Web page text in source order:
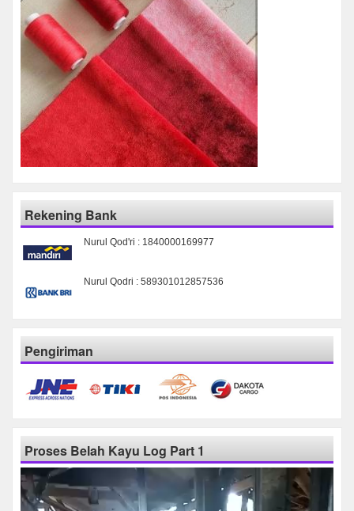
Rekening Bank
Nurul Qod'ri : 1840000169977
Nurul Qodri : 589301012857536
Pengiriman
Proses Belah Kayu Log Part 1
Pemutar
Video